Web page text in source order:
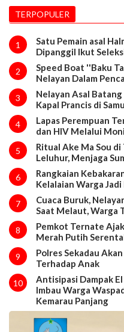
TERPOPULER
1
Satu Pemain asal
Dipanggil Ikut
2
Speed Boat ''Baku
Nelayan Dalam
3
Nelayan Asal
Kapal Prancis di
4
Lapas Perempuan
dan HIV Melalui
5
Ritual Ake Ma Sou
Leluhur, Menjaga
6
Rangkaian
Kelalaian Warga
7
Cuaca Buruk,
Saat Melaut, Warga
8
Pemkot Ternate
Merah Putih
9
Polres Sekadau
Terhadap Anak
10
Antisipasi Dampak
Imbau Warga
Kemarau Panjang